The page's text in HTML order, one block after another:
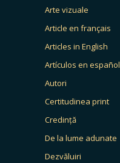
Arte vizuale
Article en français
Articles in English
Artículos en español
Autori
Certitudinea print
Credință
De la lume adunate
Dezvăluiri